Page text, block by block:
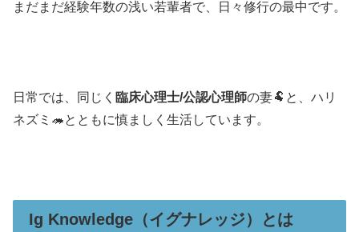
まだまだ経験年数の浅い若輩者で、日々修行の最中です。
日常では、同じく 臨床心理士/公認心理師の妻🐏と、ハリ
ネズミ🦔とともに慎ましく生活しています。
Ig Knowledge（イグナレッジ）とは